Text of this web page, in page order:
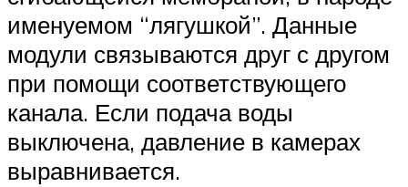
именуемом “лягушкой”. Данные
модули связываются друг с другом
при помощи соответствующего
канала. Если подача воды
выключена, давление в камерах
выравнивается.